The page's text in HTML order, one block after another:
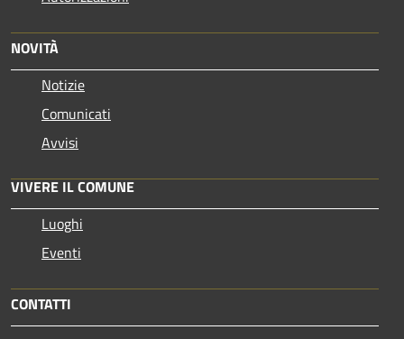
NOVITÀ
Notizie
Comunicati
Avvisi
VIVERE IL COMUNE
Luoghi
Eventi
CONTATTI